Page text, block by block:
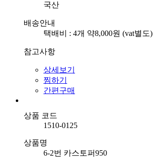
국산
배송안내
택배비 : 4개 약8,000원 (vat별도)
참고사항
상세보기
찜하기
간편구매
상품 코드
1510-0125
상품명
6-2번 카스토퍼950